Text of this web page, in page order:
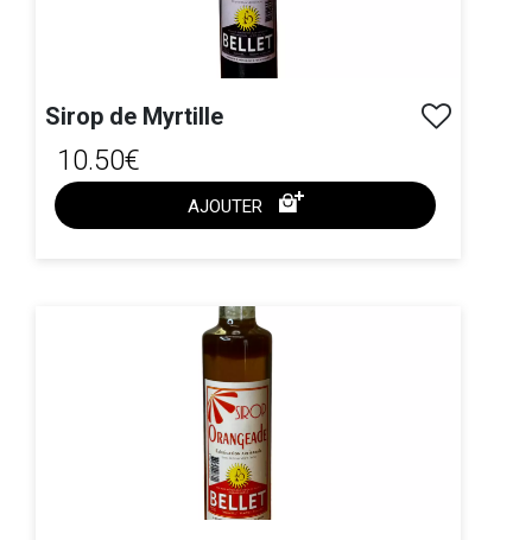
Sirop de Myrtille
10.50€
AJOUTER
ACHAT EXPRESS